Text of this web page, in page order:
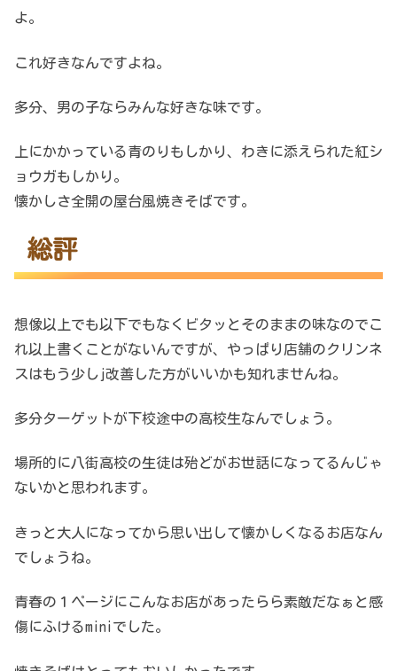
よ。
これ好きなんですよね。
多分、男の子ならみんな好きな味です。
上にかかっている青のりもしかり、わきに添えられた紅シ
ョウガもしかり。
懐かしさ全開の屋台風焼きそばです。
総評
想像以上でも以下でもなくビタッとそのままの味なのでこ
れ以上書くことがないんですが、やっぱり店舗のクリンネ
スはもう少しj改善した方がいいかも知れませんね。
多分ターゲットが下校途中の高校生なんでしょう。
場所的に八街高校の生徒は殆どがお世話になってるんじゃ
ないかと思われます。
きっと大人になってから思い出して懐かしくなるお店なん
でしょうね。
青春の１ページにこんなお店があったらら素敵だなぁと感
傷にふけるminiでした。